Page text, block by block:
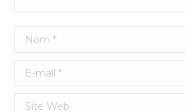
Nom *
E-mail *
Site Web